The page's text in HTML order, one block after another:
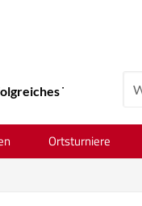
Ortsturniere